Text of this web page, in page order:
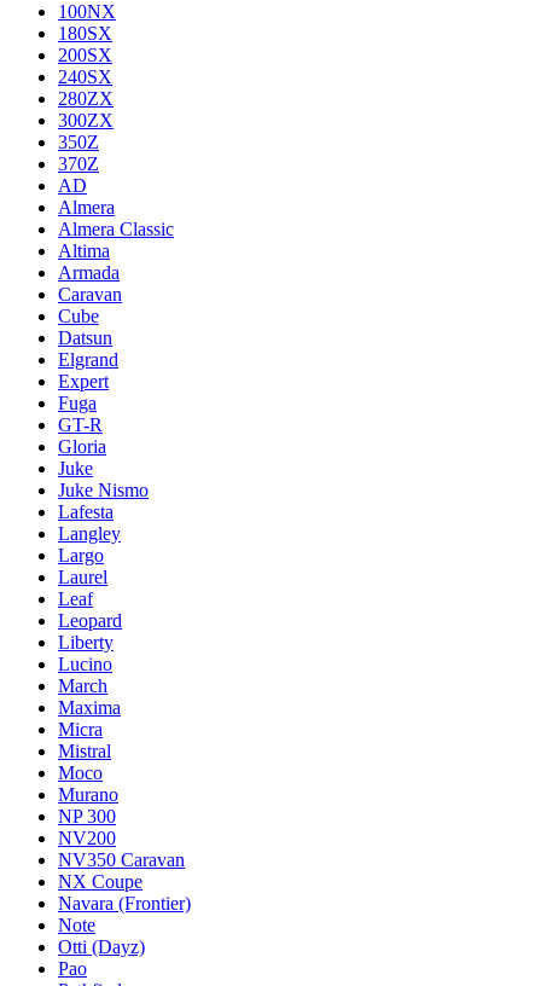
100NX
180SX
200SX
240SX
280ZX
300ZX
350Z
370Z
AD
Almera
Almera Classic
Altima
Armada
Caravan
Cube
Datsun
Elgrand
Expert
Fuga
GT-R
Gloria
Juke
Juke Nismo
Lafesta
Langley
Largo
Laurel
Leaf
Leopard
Liberty
Lucino
March
Maxima
Micra
Mistral
Moco
Murano
NP 300
NV200
NV350 Caravan
NX Coupe
Navara (Frontier)
Note
Otti (Dayz)
Pao